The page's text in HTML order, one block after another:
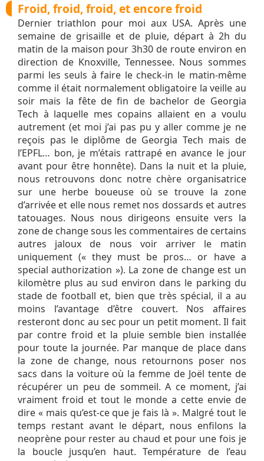
Froid, froid, froid, et encore froid
Dernier triathlon pour moi aux USA. Après une
semaine de grisaille et de pluie, départ à 2h du
matin de la maison pour 3h30 de route environ en
direction de Knoxville, Tennessee. Nous sommes
parmi les seuls à faire le check-in le matin-même
comme il était normalement obligatoire la veille au
soir mais la fête de fin de bachelor de Georgia
Tech à laquelle mes copains allaient en a voulu
autrement (et moi j’ai pas pu y aller comme je ne
reçois pas le diplôme de Georgia Tech mais de
l’EPFL… bon, je m’étais rattrapé en avance le jour
avant pour être honnête). Dans la nuit et la pluie,
nous retrouvons donc notre chère organisatrice
sur une herbe boueuse où se trouve la zone
d’arrivée et elle nous remet nos dossards et autres
tatouages. Nous nous dirigeons ensuite vers la
zone de change sous les commentaires de certains
autres jaloux de nous voir arriver le matin
uniquement (« they must be pros… or have a
special authorization »). La zone de change est un
kilomètre plus au sud environ dans le parking du
stade de football et, bien que très spécial, il a au
moins l’avantage d’être couvert. Nos affaires
resteront donc au sec pour un petit moment. Il fait
par contre froid et la pluie semble bien installée
pour toute la journée. Par manque de place dans
la zone de change, nous retournons poser nos
sacs dans la voiture où la femme de Joël tente de
récupérer un peu de sommeil. A ce moment, j’ai
vraiment froid et tout le monde a cette envie de
dire « mais qu’est-ce que je fais là ». Malgré tout le
temps restant avant le départ, nous enfilons la
neoprène pour rester au chaud et pour une fois je
la boucle jusqu’en haut. Température de l’eau